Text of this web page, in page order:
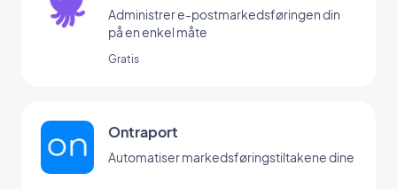
Administrer e-postmarkedsføringen din
på en enkel måte
Gratis
Ontraport
Automatiser markedsføringstiltakene dine